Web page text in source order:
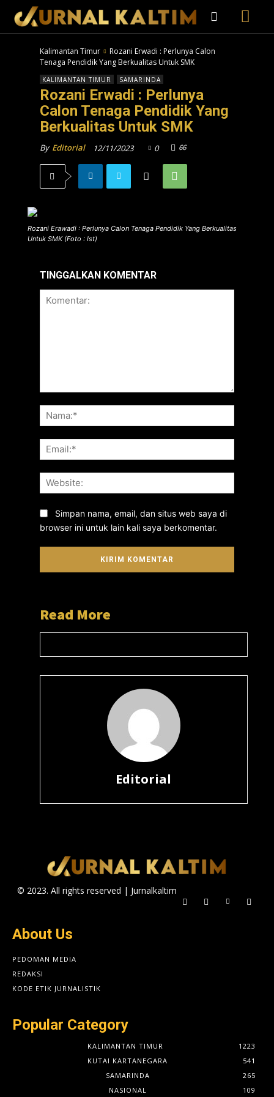
Kalimantan Timur
Rozani Erwadi : Perlunya Calon
Tenaga Pendidik Yang Berkualitas Untuk SMK
KALIMANTAN TIMUR SAMARINDA
Rozani Erwadi : Perlunya
Calon Tenaga Pendidik Yang
Berkualitas Untuk SMK
By Editorial 12/11/2023 0 66
Rozani Erawadi : Perlunya Calon Tenaga Pendidik Yang Berkualitas
Untuk SMK (Foto : Ist)
TINGGALKAN KOMENTAR
Simpan nama, email, dan situs web saya di
browser ini untuk lain kali saya berkomentar.
Read More
Editorial
© 2023. All rights reserved | Jurnalkaltim
About Us
PEDOMAN MEDIA
REDAKSI
KODE ETIK JURNALISTIK
Popular Category
KALIMANTAN TIMUR
1223
KUTAI KARTANEGARA
541
SAMARINDA
265
NASIONAL
109